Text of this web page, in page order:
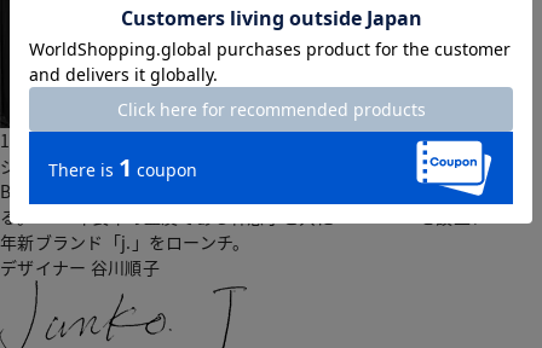
1986年NY・Fashion Institute of Technology卒業。帰国後株式会社
ジャパンクロスを立ち上げ、オリジナルブランド運営のほか、
BARNEYS NEW YORK日本進出やTHE GINZAアパレル企画などに関わ
る。2007年長年の盟友である林恵子と共にDoCLASSEを設立、2023
年新ブランド「j.」をローンチ。
デザイナー 谷川順子